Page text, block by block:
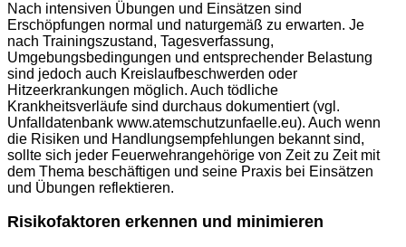
Nach intensiven Übungen und Einsätzen sind
Erschöpfungen normal und naturgemäß zu erwarten. Je
nach Trainingszustand, Tagesverfassung,
Umgebungsbedingungen und entsprechender Belastung
sind jedoch auch Kreislaufbeschwerden oder
Hitzeerkrankungen möglich. Auch tödliche
Krankheitsverläufe sind durchaus dokumentiert (vgl.
Unfalldatenbank www.atemschutzunfaelle.eu). Auch wenn
die Risiken und Handlungsempfehlungen bekannt sind,
sollte sich jeder Feuerwehrangehörige von Zeit zu Zeit mit
dem Thema beschäftigen und seine Praxis bei Einsätzen
und Übungen reflektieren.
Risikofaktoren erkennen und minimieren